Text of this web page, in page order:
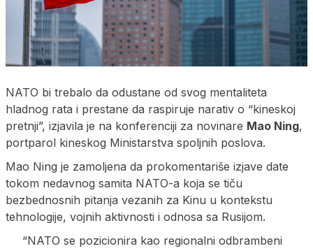
NATO bi trebalo da odustane od svog mentaliteta
hladnog rata i prestane da raspiruje narativ o “kineskoj
pretnji”, izjavila je na konferenciji za novinare Mao Ning,
portparol kineskog Ministarstva spoljnih poslova.
Mao Ning je zamoljena da prokomentariše izjave date
tokom nedavnog samita NATO-a koja se tiču
bezbednosnih pitanja vezanih za Kinu u kontekstu
tehnologije, vojnih aktivnosti i odnosa sa Rusijom.
“NATO se pozicionira kao regionalni odbrambeni